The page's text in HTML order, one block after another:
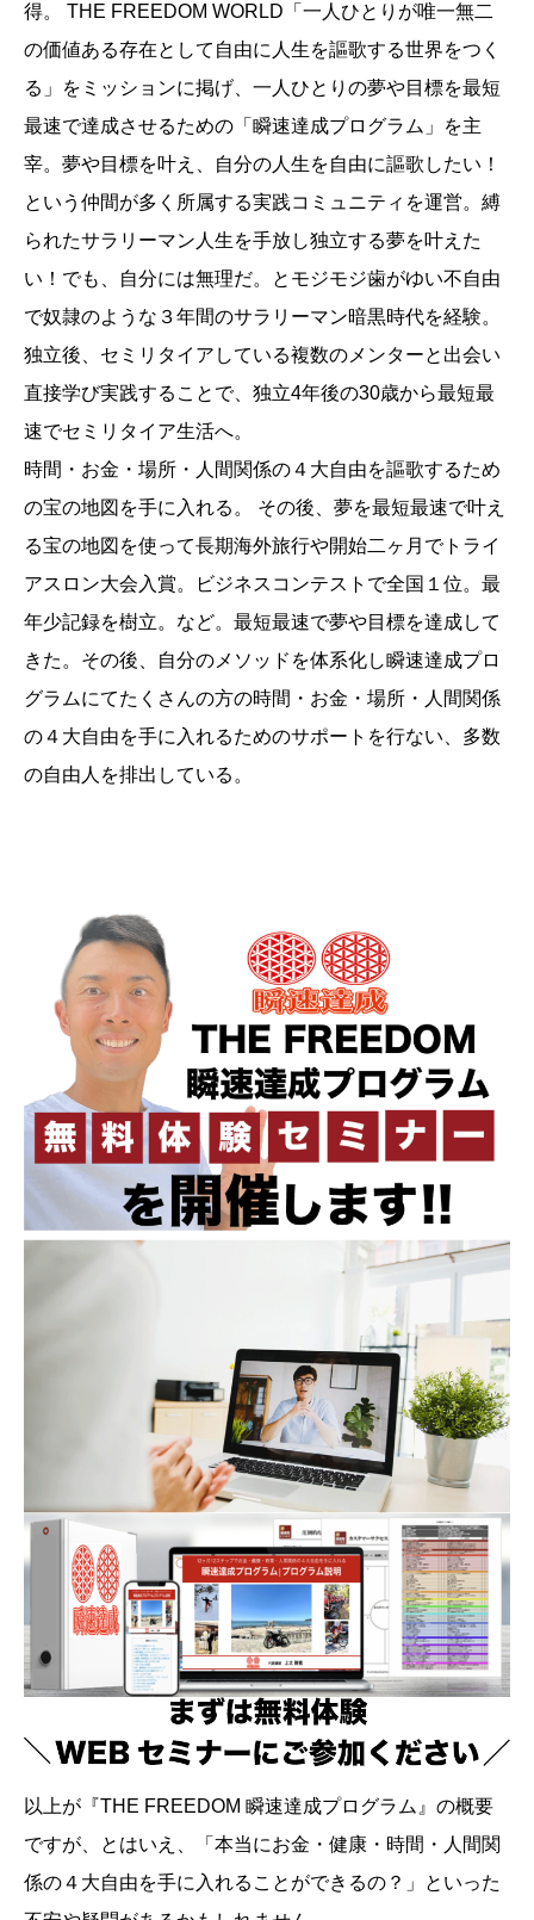
得。 THE FREEDOM WORLD「一人ひとりが唯一無二
の価値ある存在として自由に人生を謳歌する世界をつく
る」をミッションに掲げ、一人ひとりの夢や目標を最短
最速で達成させるための「瞬速達成プログラム」を主
宰。夢や目標を叶え、自分の人生を自由に謳歌したい！
という仲間が多く所属する実践コミュニティを運営。縛
られたサラリーマン人生を手放し独立する夢を叶えた
い！でも、自分には無理だ。とモジモジ歯がゆい不自由
で奴隷のような３年間のサラリーマン暗黒時代を経験。
独立後、セミリタイアしている複数のメンターと出会い
直接学び実践することで、独立4年後の30歳から最短最
速でセミリタイア生活へ。
時間・お金・場所・人間関係の４大自由を謳歌するため
の宝の地図を手に入れる。 その後、夢を最短最速で叶え
る宝の地図を使って長期海外旅行や開始二ヶ月でトライ
アスロン大会入賞。ビジネスコンテストで全国１位。最
年少記録を樹立。など。最短最速で夢や目標を達成して
きた。その後、自分のメソッドを体系化し瞬速達成プロ
グラムにてたくさんの方の時間・お金・場所・人間関係
の４大自由を手に入れるためのサポートを行ない、多数
の自由人を排出している。
以上が『THE FREEDOM 瞬速達成プログラム』の概要
ですが、とはいえ、「本当にお金・健康・時間・人間関
係の４大自由を手に入れることができるの？」といった